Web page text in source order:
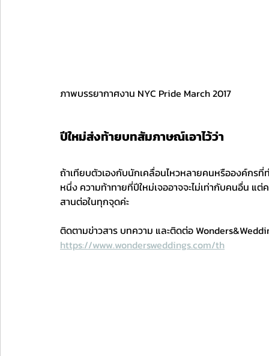
ภาพบรรยากาศงาน NYC Pride March 2017
ปีใหม่ส่งท้ายบทสัมภาษณ์เอาไว้ว่า
ถ้าเทียบตัวเองกับนักเคลื่อนไหวหลายคนหรือองค์กร
หนึ่ง ความท้าทายที่ปีใหม่เจออาจจะไม่เท่ากับคนอื่น แ
สานต่อในทุกจุดค่ะ
ติดตามข่าวสาร บทความ และติดต่อ
https://www.wondersweddings.com/th